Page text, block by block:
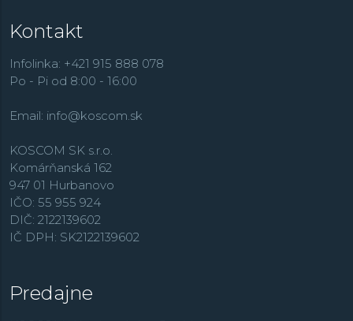
klasická rada obsahujúca aj množstvo analógových
Edifice, outdoorovéPro Trek
retro radVintage,alebo rádiom riadené modely
Kontakt
Infolinka: +421 915 888 078
Po - Pi od 8:00 - 16:00
Email: info@koscom.sk
KOSCOM SK s.r.o.
Komárňanská 162
947 01 Hurbanovo
IČO: 55 955 924
DIČ: 2122139602
IČ DPH: SK2122139602
Predajne